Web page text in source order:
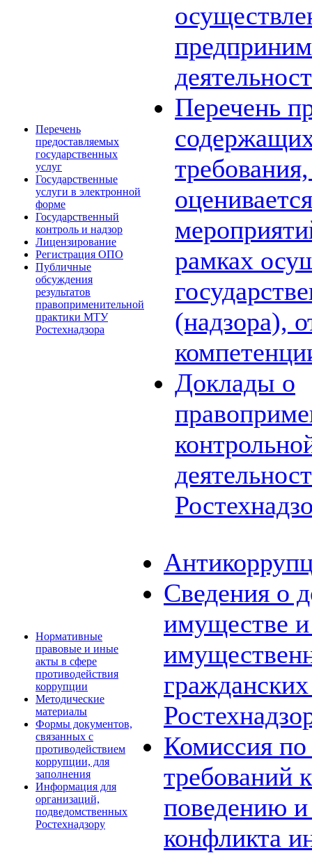
Перечень
предоставляемых
государственных
услуг
Государственные
услуги в электронной
форме
Государственный
контроль и надзор
Лицензирование
Регистрация ОПО
Публичные
обсуждения
результатов
правоприменительной
практики МТУ
Ростехнадзора
Перечень
рамках
(надзора),
Доклады о
Нормативные
правовые и иные
акты в сфере
противодействия
коррупции
Методические
материалы
Формы документов,
связанных с
противодействием
коррупции, для
заполнения
Информация для
организаций,
подведомственных
Ростехнадзору
Сведения о
имуществе и
Комиссия
требований
поведению
конфликта